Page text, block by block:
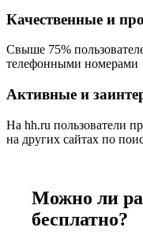
Качественные и
Свыше 75%
телефонными номерами
Активные и
На hh.ru пользователи
на других сайтах по
Можно ли
бесплатно?